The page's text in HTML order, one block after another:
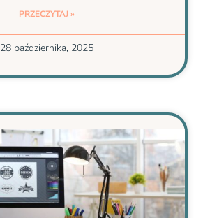
PRZECZYTAJ »
28 października, 2025